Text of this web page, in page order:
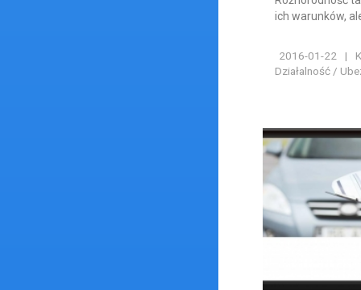
ich warunków,
2016-01-22 |
Działalność /